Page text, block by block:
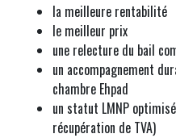
la meilleure rentabilité
le meilleur prix
une relecture du bail
un accompagnement
chambre Ehpad
un statut LMNP
récupération de TVA)